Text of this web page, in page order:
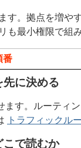
す。拠点を増や
も最小権限で組み
番
先に決める
す。ルーティ
トラフィックル
こで読むか